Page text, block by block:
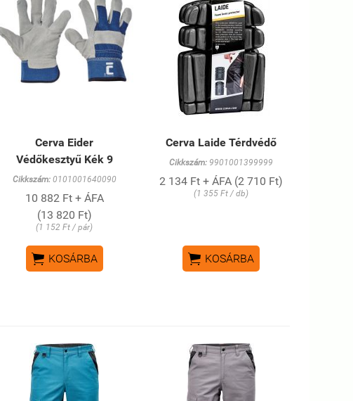
Cerva Eider
Védőkesztyű Kék 9
Cikkszám:0101001640090
10 882 Ft + ÁFA
(13 820 Ft)
(1 152 Ft / pár)
 KOSÁRBA
Cerva Laide Térdvédő
Cikkszám: 9901001399999
2 134 Ft + ÁFA (2 710 Ft)
(1 355 Ft / db)
 KOSÁRBA